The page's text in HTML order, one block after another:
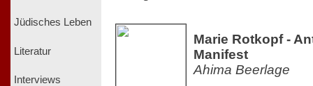
Jüdisches Leben
Literatur
Interviews
Marie Rotkopf -
Manifest
Ahima Beerlage